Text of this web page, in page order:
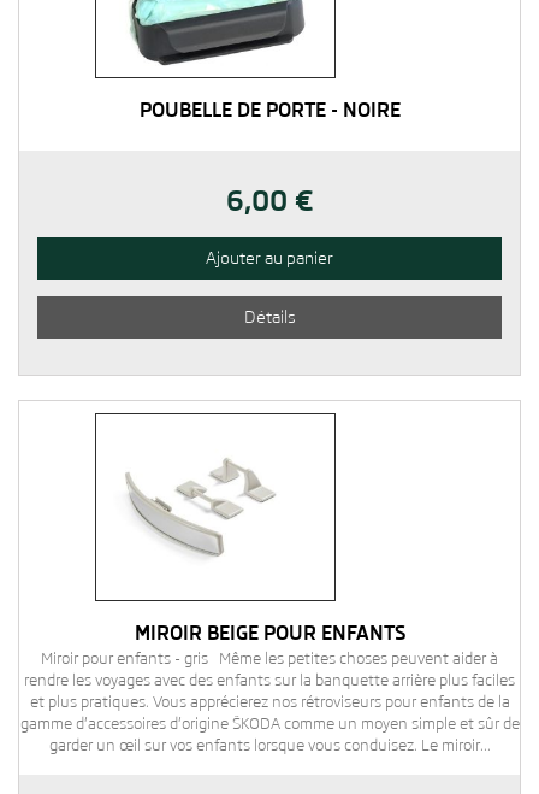
POUBELLE DE PORTE - NOIRE
6,00 €
Ajouter au panier
Détails
MIROIR BEIGE POUR ENFANTS
Miroir pour enfants - gris Même les petites choses peuvent aider à
rendre les voyages avec des enfants sur la banquette arrière plus faciles
et plus pratiques. Vous apprécierez nos rétroviseurs pour enfants de la
gamme d’accessoires d’origine ŠKODA comme un moyen simple et sûr de
garder un œil sur vos enfants lorsque vous conduisez. Le miroir...